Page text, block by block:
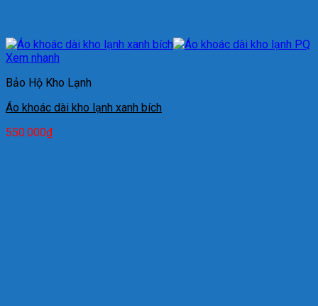
Xem nhanh
Bảo Hộ Kho Lạnh
Áo khoác dài kho lạnh xanh bích
550.000₫